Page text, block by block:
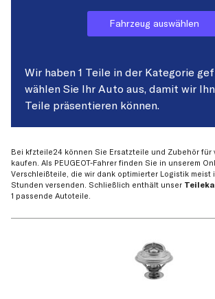
Fahrzeug auswählen
Wir haben 1 Teile in der Kategorie
wählen Sie Ihr Auto aus, damit wir
Teile präsentieren können.
Bei kfzteile24 können Sie Ersatzteile und Zubehör für
kaufen. Als PEUGEOT-Fahrer finden Sie in unserem
Verschleißteile, die wir dank optimierter Logistik meist
Stunden versenden. Schließlich enthält unser
1 passende Autoteile.